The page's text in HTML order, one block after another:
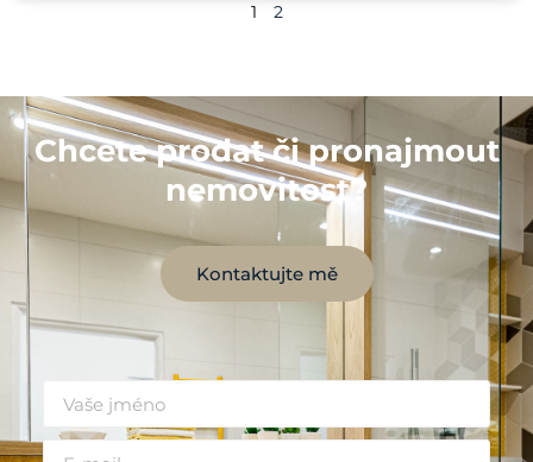
1 2
Chcete prodat či pronajmout
nemovitost?
Kontaktujte mě